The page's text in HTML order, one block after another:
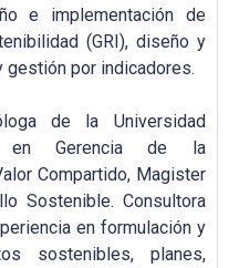
e implementación de
(GRI), diseño y
por indicadores.
de la Universidad
en Gerencia de la
Compartido, Magister
Sostenible. Consultora
en formulación y
sostenibles, planes,